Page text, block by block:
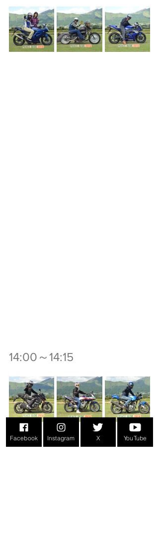
14:00～14:15
Facebook Instagram X YouTube